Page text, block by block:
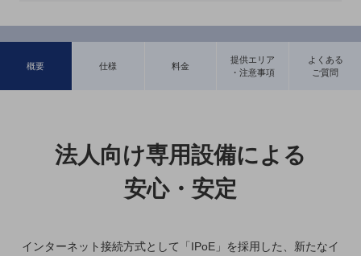
業務効率化
災害対策
セキュリティ対策
自動化・省電化
概要 仕様 料金
提供エリア
・注意事項
よくある
ご質問
法人向け専用設備による
安心・安定
インターネット接続方式として「IPoE」を採用した、新たなイ